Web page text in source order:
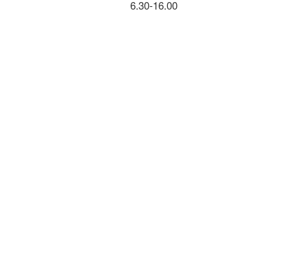
6.30-16.00